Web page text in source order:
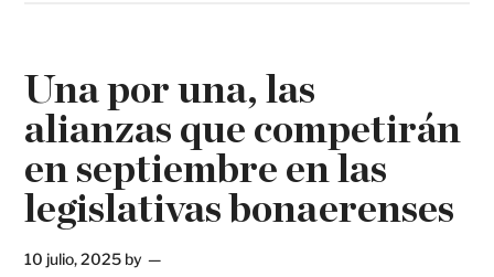
Una por una, las
alianzas que competirán
en septiembre en las
legislativas bonaerenses
10 julio, 2025 by